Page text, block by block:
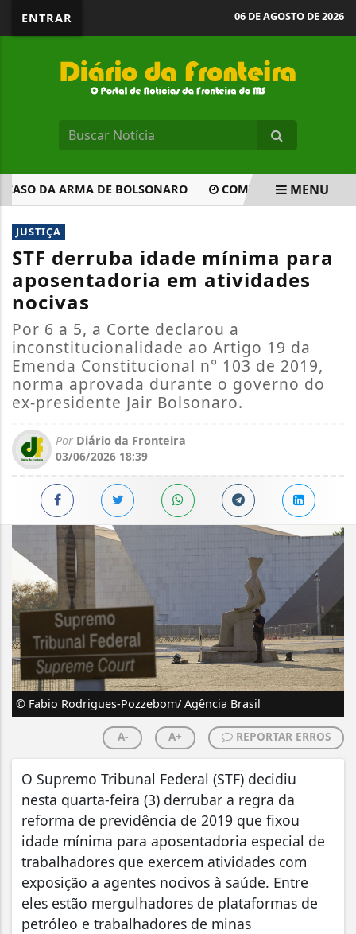
ENTRAR 06 DE AGOSTO DE 2026
DA ARMA DE BOLSONARO COMISSÃO APROVA
EM ALTA
MENU
JUSTIÇA
STF derruba idade mínima para
aposentadoria em atividades
nocivas
Por 6 a 5, a Corte declarou a
inconstitucionalidade ao Artigo 19 da
Emenda Constitucional n° 103 de 2019,
norma aprovada durante o governo do
ex-presidente Jair Bolsonaro.
Por Diário da Fronteira
03/06/2026 18:39
© Fabio Rodrigues-Pozzebom/ Agência Brasil
A- A+ REPORTAR ERROS
O Supremo Tribunal Federal (STF) decidiu
nesta quarta-feira (3) derrubar a regra da
reforma de previdência de 2019 que fixou
idade mínima para aposentadoria especial de
trabalhadores que exercem atividades com
exposição a agentes nocivos à saúde. Entre
eles estão mergulhadores de plataformas de
petróleo e trabalhadores de minas